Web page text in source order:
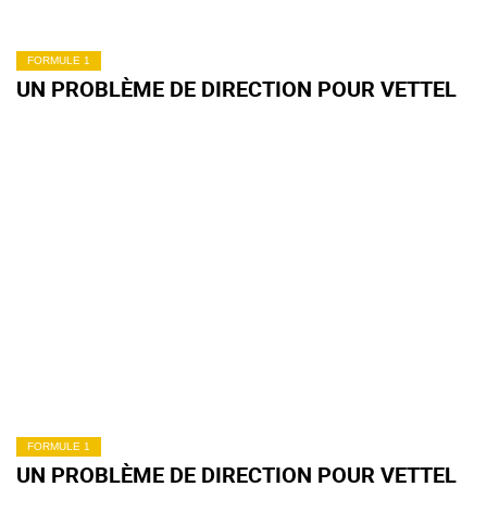
FORMULE 1
UN PROBLÈME DE DIRECTION POUR VETTEL
FORMULE 1
UN PROBLÈME DE DIRECTION POUR VETTEL